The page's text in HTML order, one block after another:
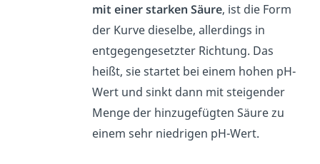
mit einer starken Säure, ist die Form
der Kurve dieselbe, allerdings in
entgegengesetzter Richtung. Das
heißt, sie startet bei einem hohen pH-
Wert und sinkt dann mit steigender
Menge der hinzugefügten Säure zu
einem sehr niedrigen pH-Wert.